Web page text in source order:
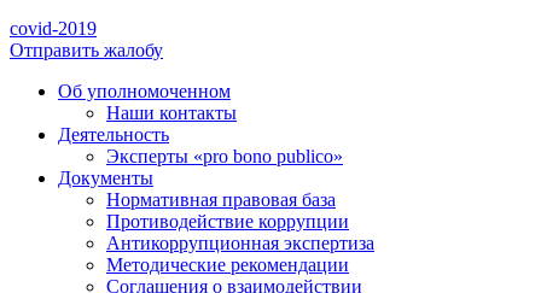
covid-2019
Отправить жалобу
Об уполномоченном
Наши контакты
Деятельность
Эксперты «pro bono publico»
Документы
Нормативная правовая база
Противодействие коррупции
Антикоррупционная экспертиза
Методические рекомендации
Соглашения о взаимодействии